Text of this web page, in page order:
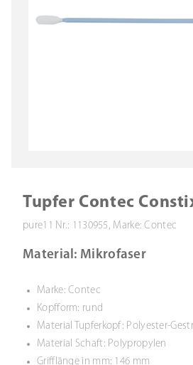
Tupfer Contec
pure11 Nr.: 1130955, Marke: Contec
Material: Mikrofaser
Marke: Contec
Kopfform: rund
Material Tupferkopf: Polyester-
Material Schaft: Polypropylen
Grifflänge in mm: 146 mm